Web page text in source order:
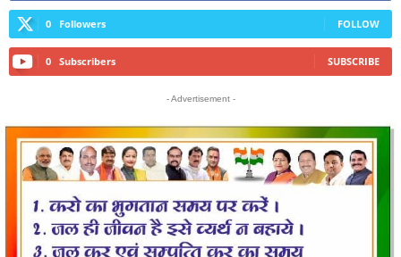
0 Followers FOLLOW
0 Subscribers SUBSCRIBE
- Advertisement -